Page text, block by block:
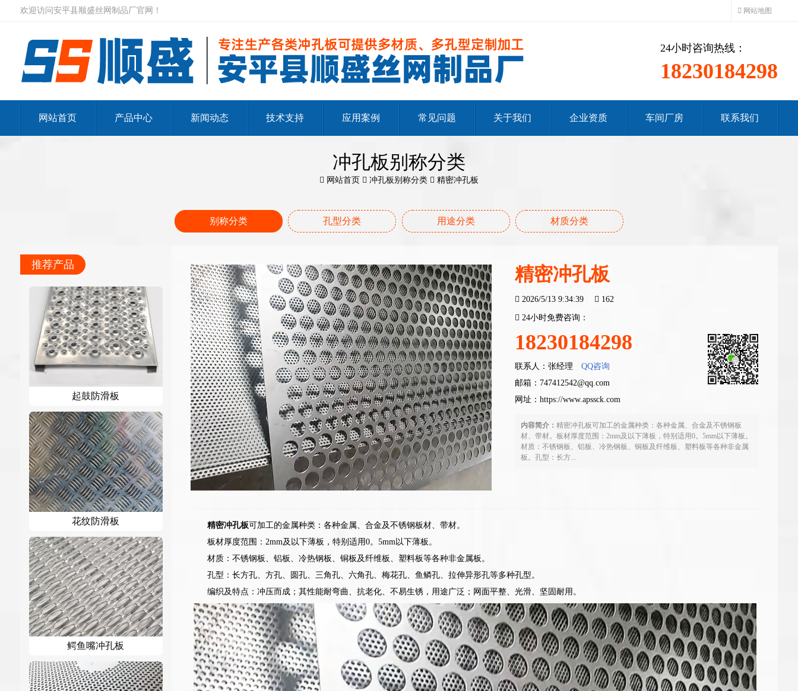
欢迎访问安平县顺盛丝网制品厂官网！ 网站地图
24小时咨询热线：
18230184298
网站首页 产品中心 新闻动态 技术支持 应用案例 常见问题 关于我们 企业资质 车间厂房 联系我们
冲孔板别称分类
网站首页 冲孔板别称分类 精密冲孔板
别称分类 孔型分类 用途分类 材质分类
推荐产品
起鼓防滑板
花纹防滑板
鳄鱼嘴冲孔板
精密冲孔板
2026/5/13 9:34:39 162
24小时免费咨询：
18230184298
联系人：张经理
QQ咨询
邮箱：747412542@qq.com
网址： https://www.apssck.com
内容简介： 精密冲孔板可加工的金属种类：各种金属、合金及不锈钢板
材、带材。板材厚度范围：2mm及以下薄板，特别适用0。5mm以下薄板。
材质：不锈钢板、铝板、冷热钢板、铜板及纤维板、塑料板等各种非金属
板。孔型：长方...
精密冲孔板可加工的金属种类：各种金属、合金及不锈钢板材、带材。
板材厚度范围：2mm及以下薄板，特别适用0。5mm以下薄板。
材质：不锈钢板、铝板、冷热钢板、铜板及纤维板、塑料板等各种非金属板。
孔型：长方孔、方孔、圆孔、三角孔、六角孔、梅花孔、鱼鳞孔、拉伸异形孔等多种孔型。
编织及特点：冲压而成；其性能耐弯曲、抗老化、不易生锈，用途广泛；网面平整、光滑、坚固耐用。